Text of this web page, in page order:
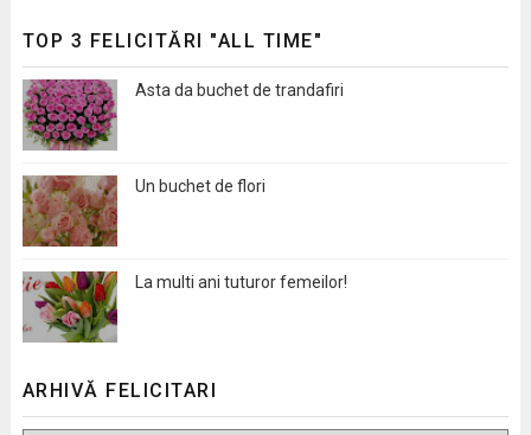
TOP 3 FELICITĂRI "ALL TIME"
Asta da buchet de trandafiri
Un buchet de flori
La multi ani tuturor femeilor!
ARHIVĂ FELICITARI